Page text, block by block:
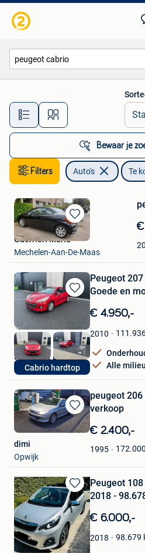
Alle
Bewaar je
Filters Auto's Te
Bewaren
in
Favorieten
€
Guerrieri Maria
Mechelen-Aan-De-Maas
Bewaren
in
Favorieten
Cabrio hardtop
Peugeot
Goede en
€ 4.950,-
2010
Alle
Drive nice BV
Overpelt
Bewaren
in
Favorieten
peugeot
verkoop
€ 2.400,-
1995 172.000
dimi
Opwijk
Bewaren
in
Mijn
Favorieten
Peugeot
2018 -
€ 6.000,-
2018 98.679
Ward Timmerman
Oostkamp